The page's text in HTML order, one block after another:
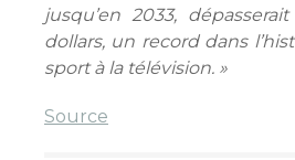
jusqu’en 2033,
dollars, un record dans
sport à la télévision. »
Source